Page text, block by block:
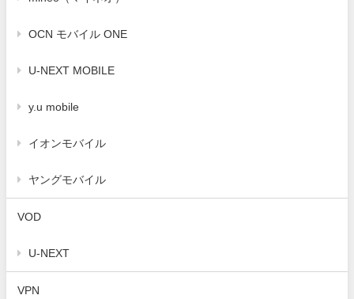
OCN モバイル ONE
U-NEXT MOBILE
y.u mobile
イオンモバイル
ヤングモバイル
VOD
U-NEXT
VPN